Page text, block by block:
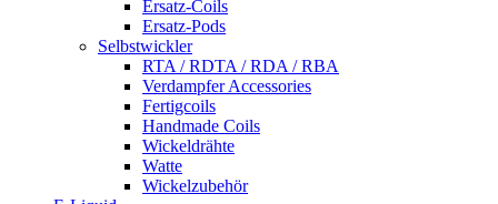
Ersatz-Coils
Ersatz-Pods
Selbstwickler
RTA / RDTA / RDA / RBA
Verdampfer Accessories
Fertigcoils
Handmade Coils
Wickeldrähte
Watte
Wickelzubehör